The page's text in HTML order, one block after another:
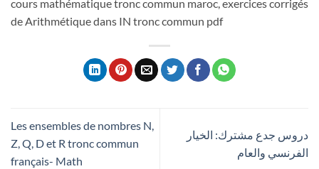
cours mathématique tronc commun maroc, exercices corrigés
de Arithmétique dans IN tronc commun pdf
دروس جدع مشترك: الخيار
الفرنسي والعام
Les ensembles de nombres N,
Z, Q, D et R tronc commun
français- Math